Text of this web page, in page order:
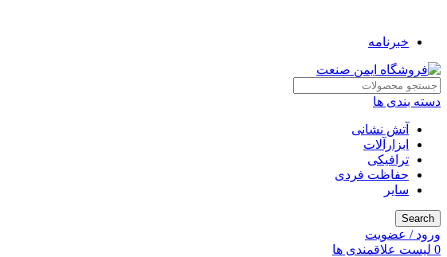
خبرنامه
دسته بندی ها
آتش نشانی
ابزارآلات
ترافیکی
حفاظت فردی
سایر
Search
ورود / عضویت
0 لیست علاقمندی ها